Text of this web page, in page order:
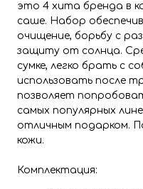
это 4 хита бренда в
саше. Набор
очищение, борьбу с
защиту от солнца.
сумке, легко брать с
использовать после
позволяет
самых популярных
отличным подарком.
кожи.
Комплектация: